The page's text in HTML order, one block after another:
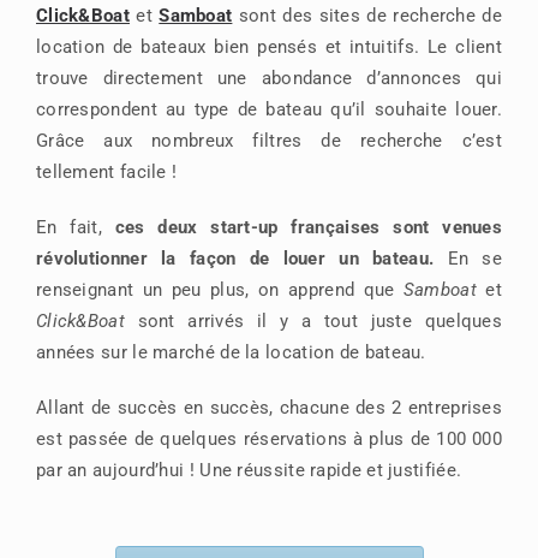
Click&BoatetSamboat sont des sites de recherche de
location de bateaux bien pensés et intuitifs. Le client
trouve directement une abondance d’annonces qui
correspondent au type de bateau qu’il souhaite louer.
Grâce aux nombreux filtres de recherche c’est
tellement facile !
En fait, ces deux start-up françaises sont venues
révolutionner la façon de louer un bateau. En se
renseignant un peu plus, on apprend que Samboatet
Click&Boatsont arrivés il y a tout juste quelques
années sur le marché de la location de bateau.
Allant de succès en succès, chacune des 2 entreprises
est passée de quelques réservations à plus de 100 000
par an aujourd’hui ! Une réussite rapide et justifiée.